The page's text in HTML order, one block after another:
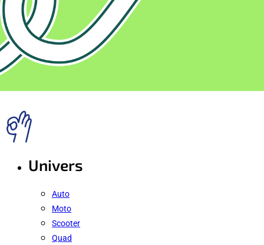
Univers
Auto
Moto
Scooter
Quad